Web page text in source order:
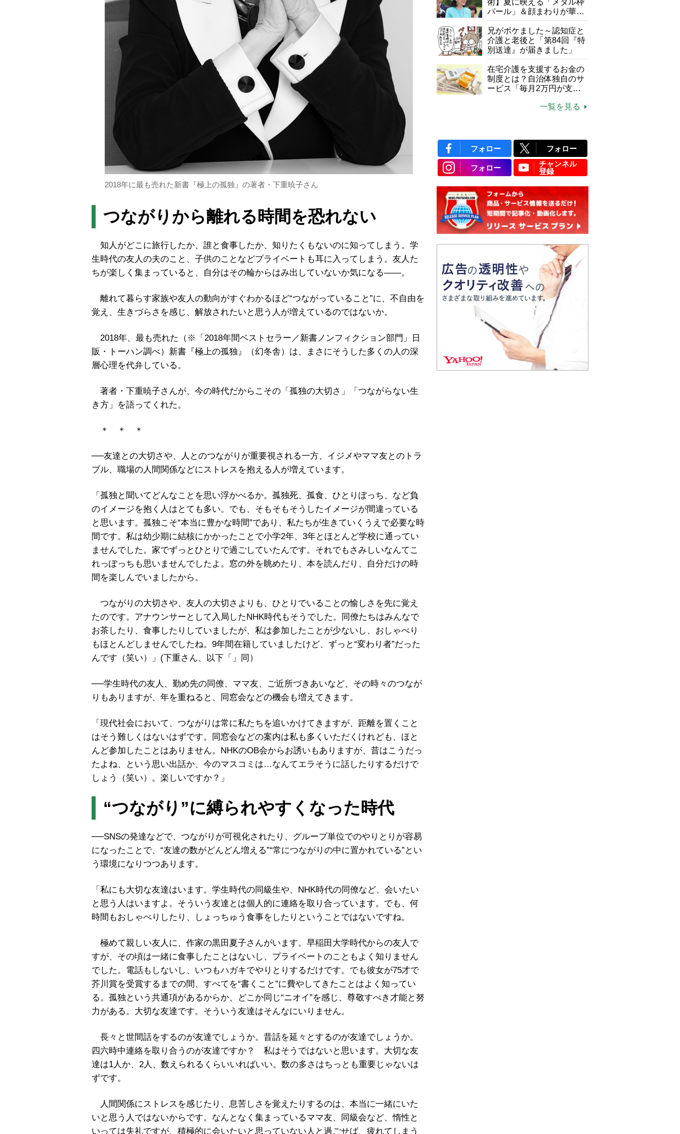
2018年に最も売れた新書『極上の孤独』の著者・下重暁子さん
つながりから離れる時間を恐れない
知人がどこに旅行したか、誰と食事したか、知りたくもないのに知ってしまう。学
生時代の友人の夫のこと、子供のことなどプライベートも耳に入ってしまう。友人た
ちが楽しく集まっていると、自分はその輪からはみ出していないか気になる――。
離れて暮らす家族や友人の動向がすぐわかるほど“つながっていること”に、不自由を
覚え、生きづらさを感じ、解放されたいと思う人が増えているのではないか。
2018年、最も売れた（※「2018年間ベストセラー／新書ノンフィクション部門」日
販・トーハン調べ）新書『極上の孤独』（幻冬舎）は、まさにそうした多くの人の深
層心理を代弁している。
著者・下重暁子さんが、今の時代だからこその「孤独の大切さ」「つながらない生
き方」を語ってくれた。
＊ ＊ ＊
──友達との大切さや、人とのつながりが重要視される一方、イジメやママ友とのトラ
ブル、職場の人間関係などにストレスを抱える人が増えています。
「孤独と聞いてどんなことを思い浮かべるか。孤独死、孤食、ひとりぼっち、など負
のイメージを抱く人はとても多い。でも、そもそもそうしたイメージが間違っている
と思います。孤独こそ“本当に豊かな時間”であり、私たちが生きていくうえで必要な時
間です。私は幼少期に結核にかかったことで小学2年、3年とほとんど学校に通ってい
ませんでした。家でずっとひとりで過ごしていたんです。それでもさみしいなんてこ
れっぽっちも思いませんでしたよ。窓の外を眺めたり、本を読んだり、自分だけの時
間を楽しんでいましたから。
つながりの大切さや、友人の大切さよりも、ひとりでいることの愉しさを先に覚え
たのです。アナウンサーとして入局したNHK時代もそうでした。同僚たちはみんなで
お茶したり、食事したりしていましたが、私は参加したことが少ないし、おしゃべり
もほとんどしませんでしたね。9年間在籍していましたけど、ずっと“変わり者”だった
んです（笑い）」(下重さん、以下「」同）
──学生時代の友人、勤め先の同僚、ママ友、ご近所づきあいなど、その時々のつなが
りもありますが、年を重ねると、同窓会などの機会も増えてきます。
「現代社会において、つながりは常に私たちを追いかけてきますが、距離を置くこと
はそう難しくはないはずです。同窓会などの案内は私も多くいただくけれども、ほと
んど参加したことはありません。NHKのOB会からお誘いもありますが、昔はこうだっ
たよね、という思い出話か、今のマスコミは…なんてエラそうに話したりするだけで
しょう（笑い）。楽しいですか？」
“つながり”に縛られやすくなった時代
──SNSの発達などで、つながりが可視化されたり、グループ単位でのやりとりが容易
になったことで、“友達の数がどんどん増える”“常につながりの中に置かれている”とい
う環境になりつつあります。
「私にも大切な友達はいます。学生時代の同級生や、NHK時代の同僚など、会いたい
と思う人はいますよ。そういう友達とは個人的に連絡を取り合っています。でも、何
時間もおしゃべりしたり、しょっちゅう食事をしたりということではないですね。
極めて親しい友人に、作家の黒田夏子さんがいます。早稲田大学時代からの友人で
すが、その頃は一緒に食事したことはないし、プライベートのこともよく知りません
でした。電話もしないし、いつもハガキでやりとりするだけです。でも彼女が75才で
芥川賞を受賞するまでの間、すべてを“書くこと”に費やしてきたことはよく知ってい
る。孤独という共通項があるからか、どこか同じ“ニオイ”を感じ、尊敬すべき才能と努
力がある。大切な友達です。そういう友達はそんなにいりません。
長々と世間話をするのが友達でしょうか。昔話を延々とするのが友達でしょうか。
四六時中連絡を取り合うのが友達ですか？ 私はそうではないと思います。大切な友
達は1人か、2人、数えられるくらいいればいい。数の多さはちっとも重要じゃないは
ずです。
人間関係にストレスを感じたり、息苦しさを覚えたりするのは、本当に一緒にいた
いと思う人ではないからです。なんとなく集まっているママ友、同級会など、惰性と
いっては失礼ですが、積極的に会いたいと思っていない人と過ごせば、疲れてしまう
て現在は？
術】夏に映える「メタル枠
パール」＆顔まわりが華や
ぐ「揺れる一粒」の使い分
け方
兄がボケました～認知症と
介護と老後と「第84回『特
別送達』が届きました」
在宅介護を支援するお金の
制度とは？自治体独自のサ
ービス「毎月2万円が支給
一覧を見る
フォロー フォロー
フォロー
チャンネル
登録